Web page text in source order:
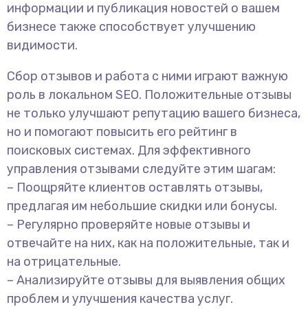
информации и публикация новостей о вашем
бизнесе также способствует улучшению
видимости.
Сбор отзывов и работа с ними играют важную
роль в локальном SEO. Положительные отзывы
не только улучшают репутацию вашего бизнеса,
но и помогают повысить его рейтинг в
поисковых системах. Для эффективного
управления отзывами следуйте этим шагам:
– Поощряйте клиентов оставлять отзывы,
предлагая им небольшие скидки или бонусы.
– Регулярно проверяйте новые отзывы и
отвечайте на них, как на положительные, так и
на отрицательные.
– Анализируйте отзывы для выявления общих
проблем и улучшения качества услуг.